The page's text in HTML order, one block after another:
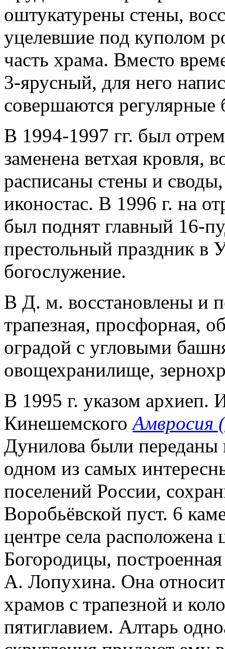
оштукатурены стены,
уцелевшие под куполом
часть храма. Вместо
3-ярусный, для него
совершаются регулярные
В 1994-1997 гг. был
заменена ветхая кровля,
расписаны стены и
иконостас. В 1996 г. на
был поднят главный 16-
престольный праздник в
богослужение.
В Д. м. восстановлены и
трапезная, просфорная,
оградой с угловыми
овощехранилище,
В 1995 г. указом архиеп.
КинешемскогоАмвросия
Дунилова были
одном из самых
поселений России,
Воробьёвской пуст. 6
центре села
Богородицы,
А. Лопухина. Она
храмов с трапезной и
пятиглавием. Алтарь